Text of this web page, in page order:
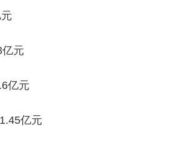
元
亿元
亿元